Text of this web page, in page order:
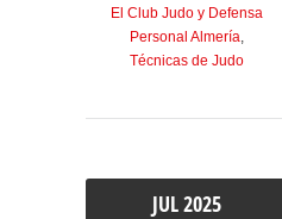
El Club Judo y Defensa
Personal Almería,
Técnicas de Judo
JUL2025